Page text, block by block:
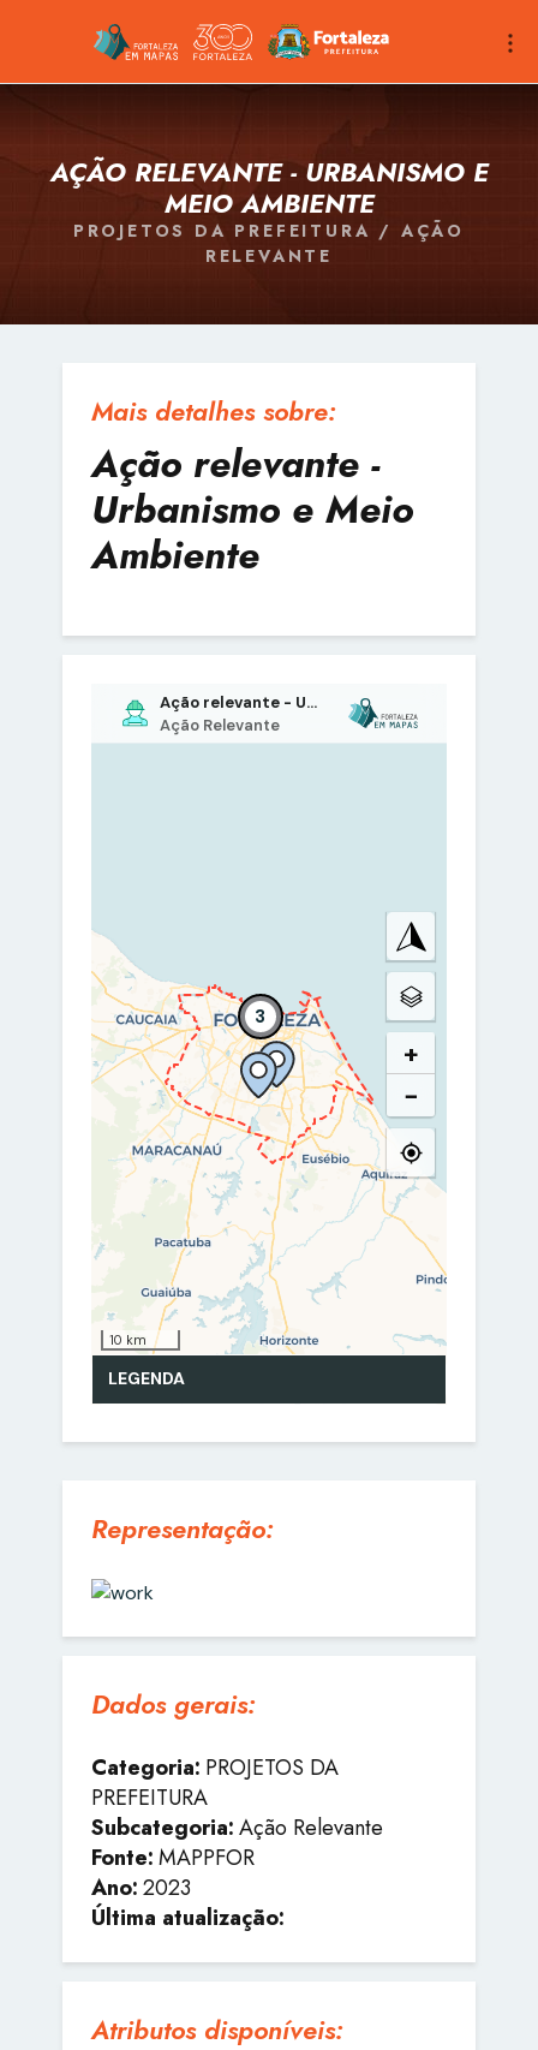
AÇÃO RELEVANTE - URBANISMO E
MEIO AMBIENTE
PROJETOS DA PREFEITURA / AÇÃO
RELEVANTE
Mais detalhes sobre:
Ação relevante -
Urbanismo e Meio
Ambiente
Representação:
Dados gerais:
Categoria: PROJETOS DA
PREFEITURA
Subcategoria:Ação Relevante
Fonte:MAPPFOR
Ano:2023
Última atualização:
Atributos disponíveis: